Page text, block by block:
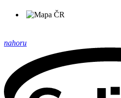
nahoru